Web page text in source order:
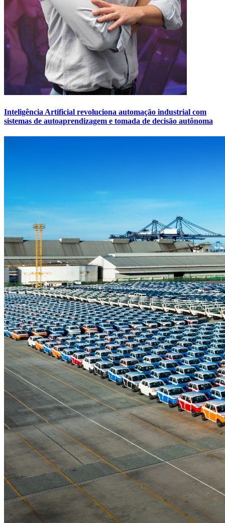
Inteligência Artificial revoluciona automação industrial com
sistemas de autoaprendizagem e tomada de decisão autônoma